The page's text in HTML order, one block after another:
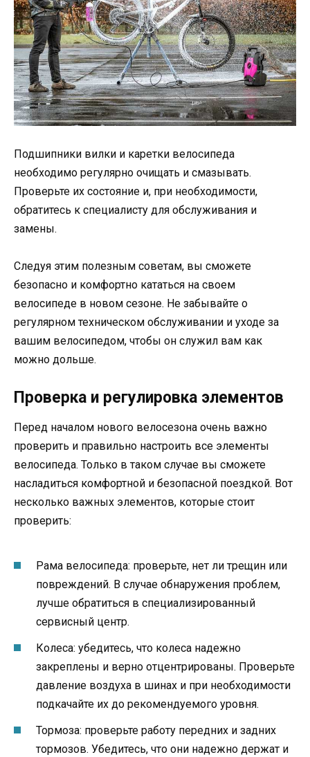
Подшипники вилки и каретки велосипеда
необходимо регулярно очищать и смазывать.
Проверьте их состояние и, при необходимости,
обратитесь к специалисту для обслуживания и
замены.
Следуя этим полезным советам, вы сможете
безопасно и комфортно кататься на своем
велосипеде в новом сезоне. Не забывайте о
регулярном техническом обслуживании и уходе за
вашим велосипедом, чтобы он служил вам как
можно дольше.
Проверка и регулировка элементов
Перед началом нового велосезона очень важно
проверить и правильно настроить все элементы
велосипеда. Только в таком случае вы сможете
насладиться комфортной и безопасной поездкой. Вот
несколько важных элементов, которые стоит
проверить:
Рама велосипеда: проверьте, нет ли трещин или
повреждений. В случае обнаружения проблем,
лучше обратиться в специализированный
сервисный центр.
Колеса: убедитесь, что колеса надежно
закреплены и верно отцентрированы. Проверьте
давление воздуха в шинах и при необходимости
подкачайте их до рекомендуемого уровня.
Тормоза: проверьте работу передних и задних
тормозов. Убедитесь, что они надежно держат и